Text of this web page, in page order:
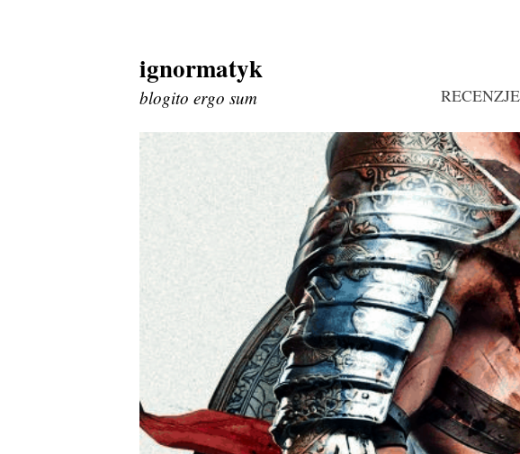
Skip
to
content
ignormatyk
blogito ergo sum RECENZJE